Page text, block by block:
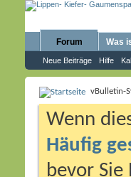
Forum
Neue Beiträge Hilfe
Was
vBulletin-
Wenn
Häufig
bevor Sie